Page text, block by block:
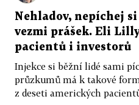
Nehladov, nepíchej
vezmi prášek. Eli
pacientů i investorů
Injekce si běžní lidé sami
průzkumů má k takové
z deseti amerických